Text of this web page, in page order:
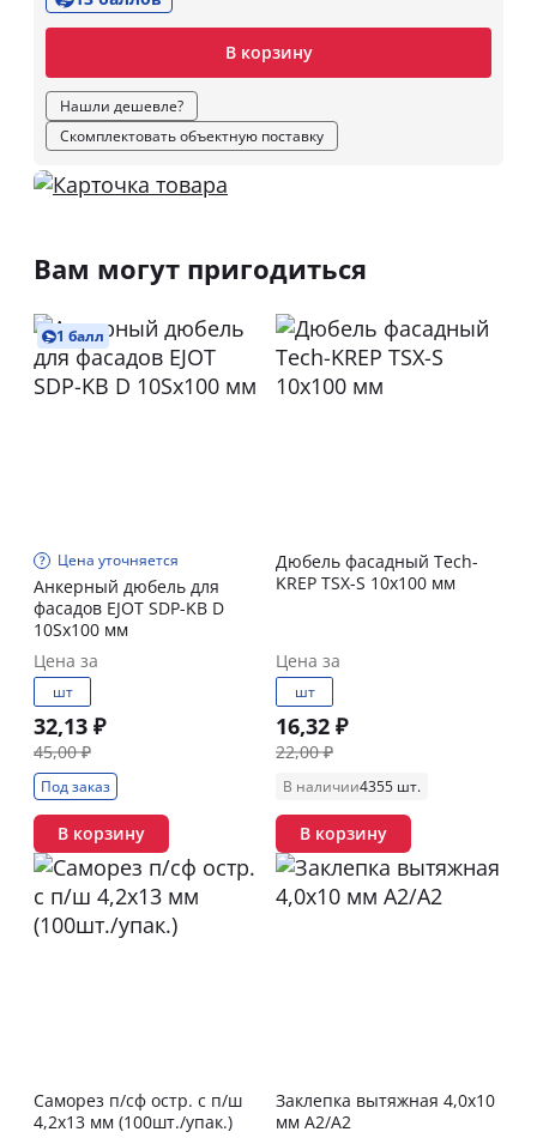
В корзину
Нашли дешевле?
Скомплектовать объектную поставку
Вам могут пригодиться
1 балл
Цена уточняется
Анкерный дюбель для
фасадов EJOT SDP-KB D
10Sх100 мм
Цена за
шт
32,13 ₽
45,00 ₽
Под заказ
В корзину
Дюбель фасадный Tech-
KREP TSХ-S 10х100 мм
Цена за
шт
16,32 ₽
22,00 ₽
В наличии4355 шт.
В корзину
Саморез п/сф остр. с п/ш
4,2х13 мм (100шт./упак.)
Заклепка вытяжная 4,0х10
мм А2/А2